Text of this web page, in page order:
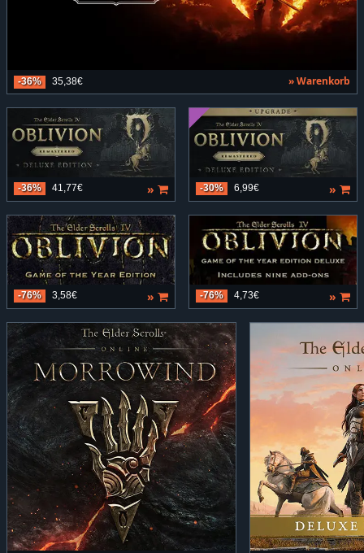
-36% 35,38€ » Warenkorb
-36% 41,77€ » -30% 6,99€ »
-76% 3,58€ » -76% 4,73€ »